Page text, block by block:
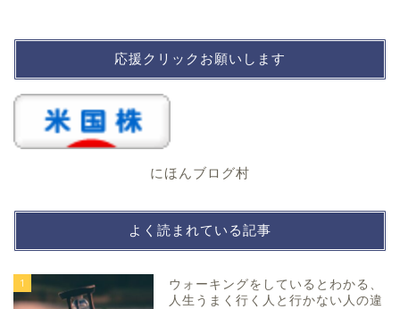
応援クリックお願いします
にほんブログ村
よく読まれている記事
1
ウォーキングをしているとわかる、
人生うまく行く人と行かない人の違